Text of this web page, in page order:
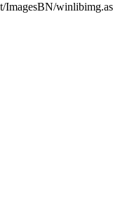
ImagesBN/